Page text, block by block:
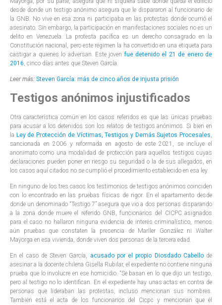
desde donde un testigo anónimo asegura que le dispararon al funcionario de
la GNB. No vive en esa zona ni participaba en las protestas donde ocurrió el
asesinato. Sin embargo, la participación en manifestaciones sociales no es un
delito en Venezuela. La protesta pacífica es un derecho consagrado en la
Constitución nacional, pero este régimen la ha convertido en una etiqueta para
castigar a quienes lo adversan. Este jovenfue detenido el 21 de enero de
2016, cinco días antes que Steven García.
Leer más: Steven García: más de cinco años de injusta prisión
Testigos anónimos injustificados
Otra característica común en los casos referidos es que las únicas pruebas
para acusar a los detenidos son los relatos de testigos anónimos. Si bien en
la Ley de Protección de Víctimas, Testigos y Demás Sujetos Procesales
sancionada en 2006 y reformada en agosto de este 2021, se incluye el
anonimato como una modalidad de protección para aquellos testigos cuyas
declaraciones pueden poner en riesgo su seguridad o la de sus allegados, en
los casos aquí citados no se cumplió el procedimiento establecido en esa ley.
En ninguno de los tres casos los testimonios de testigos anónimos coinciden
con lo encontrado en las pruebas físicas de rigor. En el apartamento desde
donde un denominado “Testigo 7” asegura que vio a dos personas disparando
a la zona donde muere el referido GNB, funcionarios del CICPC asignados
para el caso no hallaron ninguna evidencia de interés criminalístico, menos
aún pruebas que constaten la presencia de Marller González ni Walter
Mayorga en esa vivienda, donde viven dos personas de la tercera edad.
En el caso de Steven García, acusado por el propio Diosdado Cabellode
asesinar a la docente chilena Gisella Rubilar, el expediente no contiene ninguna
prueba que lo involucre en ese homicidio. “Se basan en lo que dijo un testigo,
pero al testigo no lo identifican. En el expediente hay unas actas en contra de
personas que lideraban las protestas, incluso mencionan sus nombres.
También está el acta de los funcionarios del Cicpc y mencionan que él